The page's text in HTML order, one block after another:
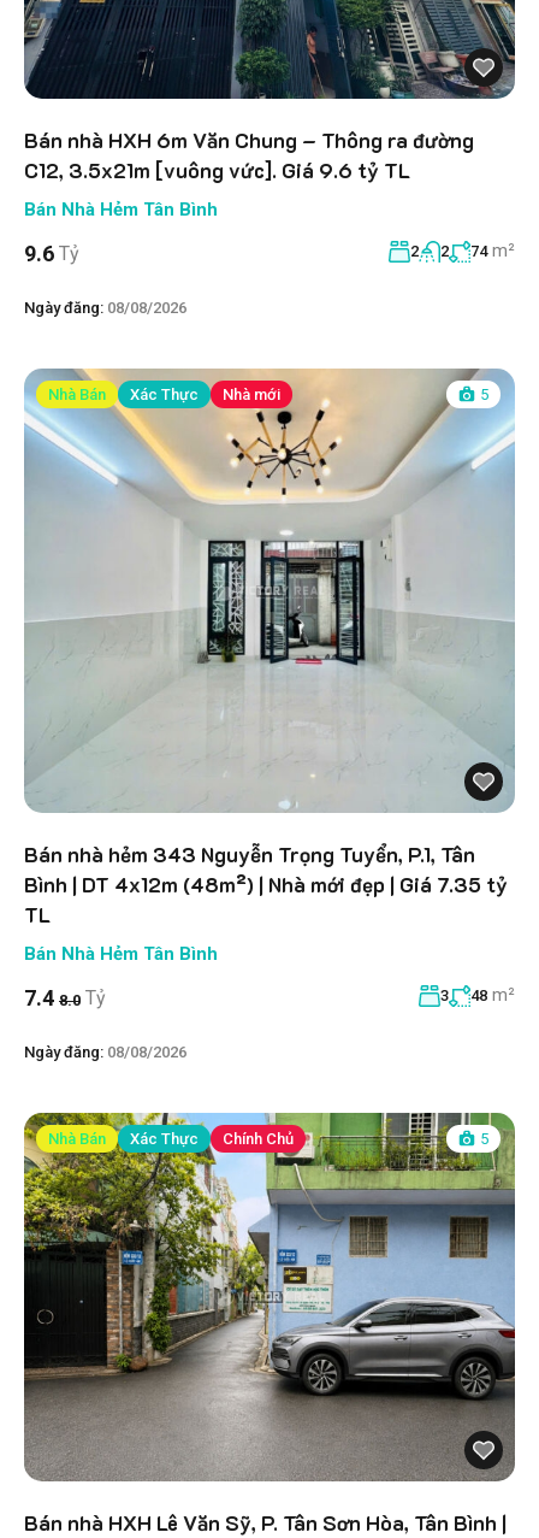
Bán nhà HXH 6m Văn Chung – Thông ra đường
C12, 3.5x21m [vuông vức]. Giá 9.6 tỷ TL
Bán Nhà Hẻm Tân Bình
9.6 Tỷ 2 2 74 m²
Ngày đăng: 08/08/2026
Nhà Bán Xác Thực Nhà mới 5
Bán nhà hẻm 343 Nguyễn Trọng Tuyển, P.1, Tân
Bình | DT 4x12m (48m²) | Nhà mới đẹp | Giá 7.35 tỷ
TL
Bán Nhà Hẻm Tân Bình
7.4 8.0 Tỷ 3 48 m²
Ngày đăng: 08/08/2026
Nhà Bán Xác Thực Chính Chủ 5
Bán nhà HXH Lê Văn Sỹ, P. Tân Sơn Hòa, Tân Bình |